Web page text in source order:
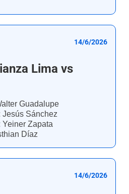
14/6/2026
Lima vs
Guadalupe
Jesús Sánchez
Yeiner Zapata
Díaz
14/6/2026